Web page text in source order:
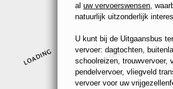
al uw vervoerswensen,
natuurlijk uitzonderlijk
U kunt bij de Uitgaansbus
vervoer: dagtochten,
schoolreizen, trouwvervoer,
pendelvervoer, vliegveld
vervoer voor uw